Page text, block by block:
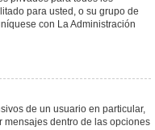
para usted, o su grupo de
con La Administración
de un usuario en particular,
dentro de las opciones